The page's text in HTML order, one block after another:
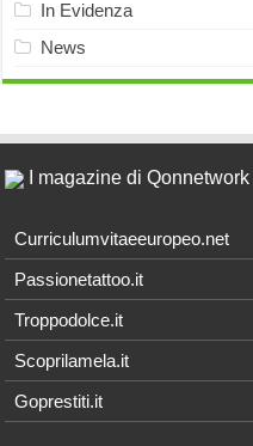
In Evidenza
News
I magazine di Qonnetwork
Curriculumvitaeeuropeo.net
Passionetattoo.it
Troppodolce.it
Scoprilamela.it
Goprestiti.it